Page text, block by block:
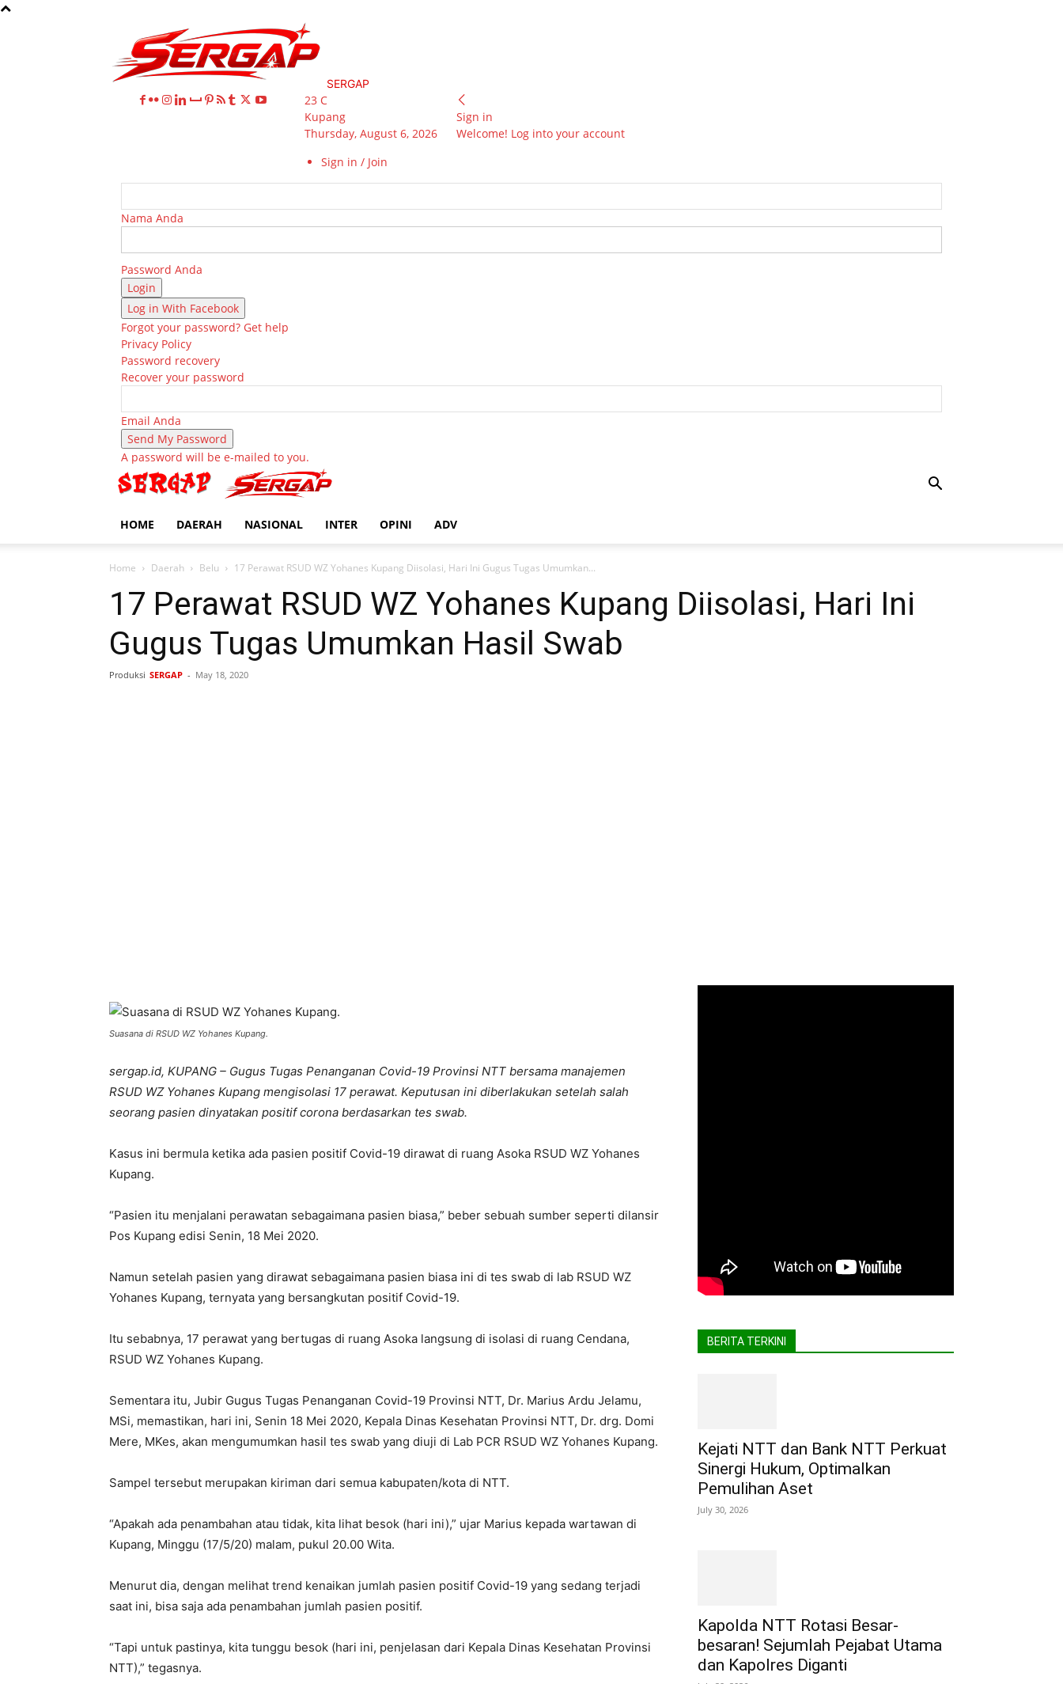
SERGAP
23 C
Kupang
Thursday, August 6, 2026
Sign in / Join
Sign in
Welcome! Log into your account
Nama Anda
Password Anda
Log in With Facebook
Forgot your password? Get help
Privacy Policy
Password recovery
Recover your password
Email Anda
A password will be e-mailed to you.
HOME DAERAH NASIONAL INTER OPINI ADV
Home Daerah Belu 17 Perawat RSUD WZ Yohanes Kupang Diisolasi, Hari Ini Gugus Tugas Umumkan...
17 Perawat RSUD WZ Yohanes Kupang Diisolasi, Hari Ini
Gugus Tugas Umumkan Hasil Swab
Produksi SERGAP - May 18, 2020
Suasana di RSUD WZ Yohanes Kupang.
sergap.id, KUPANG – Gugus Tugas Penanganan Covid-19 Provinsi NTT bersama manajemen
RSUD WZ Yohanes Kupang mengisolasi 17 perawat. Keputusan ini diberlakukan setelah salah
seorang pasien dinyatakan positif corona berdasarkan tes swab.
Kasus ini bermula ketika ada pasien positif Covid-19 dirawat di ruang Asoka RSUD WZ Yohanes
Kupang.
“Pasien itu menjalani perawatan sebagaimana pasien biasa,” beber sebuah sumber seperti dilansir
Pos Kupang edisi Senin, 18 Mei 2020.
Namun setelah pasien yang dirawat sebagaimana pasien biasa ini di tes swab di lab RSUD WZ
Yohanes Kupang, ternyata yang bersangkutan positif Covid-19.
Itu sebabnya, 17 perawat yang bertugas di ruang Asoka langsung di isolasi di ruang Cendana,
RSUD WZ Yohanes Kupang.
Sementara itu, Jubir Gugus Tugas Penanganan Covid-19 Provinsi NTT, Dr. Marius Ardu Jelamu,
MSi, memastikan, hari ini, Senin 18 Mei 2020, Kepala Dinas Kesehatan Provinsi NTT, Dr. drg. Domi
Mere, MKes, akan mengumumkan hasil tes swab yang diuji di Lab PCR RSUD WZ Yohanes Kupang.
Sampel tersebut merupakan kiriman dari semua kabupaten/kota di NTT.
“Apakah ada penambahan atau tidak, kita lihat besok (hari ini),” ujar Marius kepada wartawan di
Kupang, Minggu (17/5/20) malam, pukul 20.00 Wita.
Menurut dia, dengan melihat trend kenaikan jumlah pasien positif Covid-19 yang sedang terjadi
saat ini, bisa saja ada penambahan jumlah pasien positif.
“Tapi untuk pastinya, kita tunggu besok (hari ini, penjelasan dari Kepala Dinas Kesehatan Provinsi
NTT),” tegasnya.
BERITA TERKINI
Kejati NTT dan Bank NTT Perkuat
Sinergi Hukum, Optimalkan
Pemulihan Aset
July 30, 2026
Kapolda NTT Rotasi Besar-
besaran! Sejumlah Pejabat Utama
dan Kapolres Diganti